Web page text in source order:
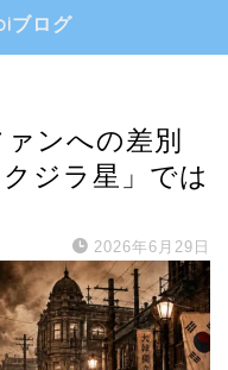
ブログ
ンへの差別
ジラ星」では
2026年6月29日